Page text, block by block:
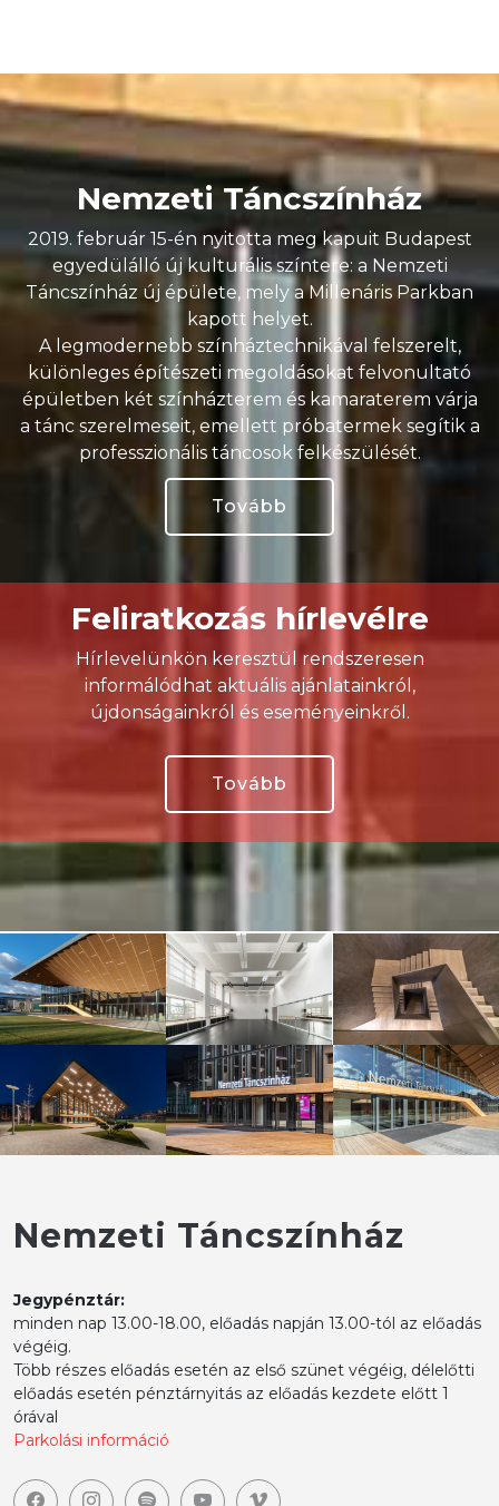
Nemzeti Táncszínház
2019. február 15-én nyitotta meg kapuit Budapest
egyedülálló új kulturális színtere: a Nemzeti
Táncszínház új épülete, mely a Millenáris Parkban
kapott helyet.
A legmodernebb színháztechnikával felszerelt,
különleges építészeti megoldásokat felvonultató
épületben két színházterem és kamaraterem várja
a tánc szerelmeseit, emellett próbatermek segítik a
professzionális táncosok felkészülését.
Tovább
Feliratkozás hírlevélre
Hírlevelünkön keresztül rendszeresen
informálódhat aktuális ajánlatainkról,
újdonságainkról és eseményeinkről.
Tovább
Nemzeti Táncszínház
Jegypénztár:
minden nap 13.00-18.00, előadás napján 13.00-tól az előadás
végéig.
Több részes előadás esetén az első szünet végéig, délelőtti
előadás esetén pénztárnyitás az előadás kezdete előtt 1
órával
Parkolási információ